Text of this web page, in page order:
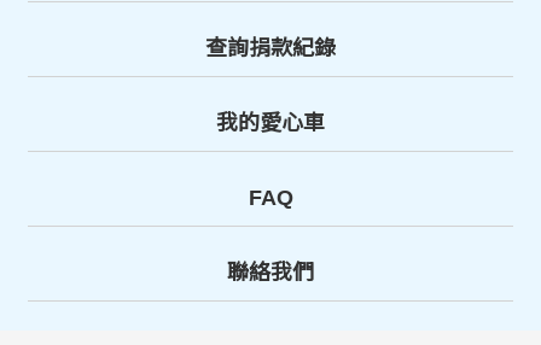
查詢捐款紀錄
我的愛心車
FAQ
聯絡我們